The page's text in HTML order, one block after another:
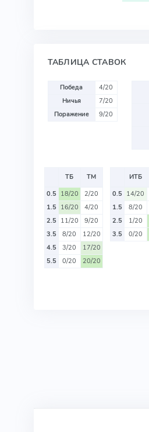
ТАБЛИЦА СТАВОК
Победа
4/20
Ничья
7/20
Поражение
9/20
ТБ
ТМ
0.5 18/20
2/20
1.5 16/20
4/20
2.5 11/20
9/20
3.5
8/20
12/20
4.5
3/20
17/20
5.5
0/20 20/20
ИТБ
0.5 14/20
1.5
8/20
2.5
1/20
3.5
0/20